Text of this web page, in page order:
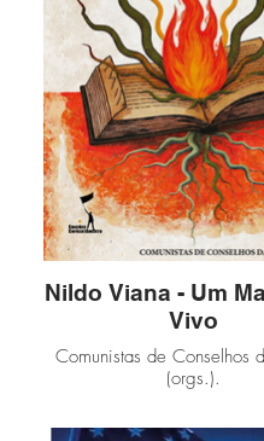
Nildo Viana - Um
Vivo
Comunistas de Conselhos
(orgs.).